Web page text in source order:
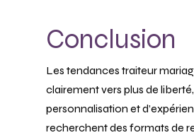
Conclusion
Les tendances traiteur
clairement vers plus de
personnalisation et
recherchent des formats de